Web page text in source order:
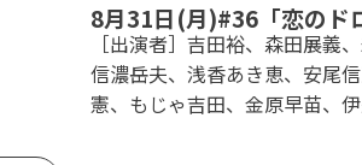
8月31日(月)#36「恋のド
［出演者］吉田裕、森田展義
信濃岳夫、浅香あき恵、安尾
憲、もじゃ吉田、金原早苗、